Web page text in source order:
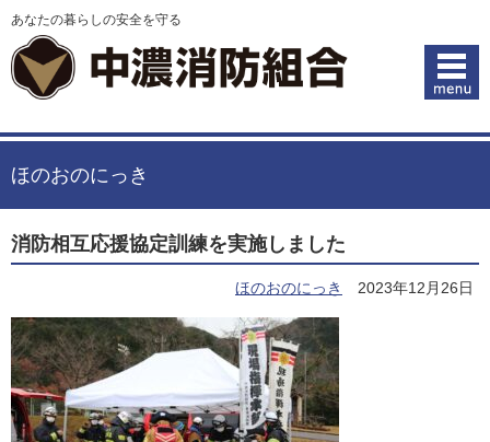
あなたの暮らしの安全を守る
ほのおのにっき
消防相互応援協定訓練を実施しました
ほのおのにっき 2023年12月26日